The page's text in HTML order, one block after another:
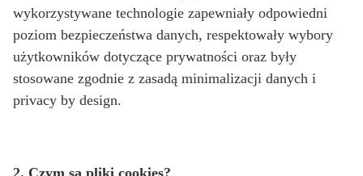
wykorzystywane technologie zapewniały odpowiedni
poziom bezpieczeństwa danych, respektowały wybory
użytkowników dotyczące prywatności oraz były
stosowane zgodnie z zasadą minimalizacji danych i
privacy by design.
2. Czym są pliki cookies?